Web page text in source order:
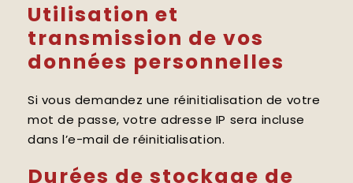
Utilisation et
transmission de vos
données personnelles
Si vous demandez une réinitialisation de votre
mot de passe, votre adresse IP sera incluse
dans l’e-mail de réinitialisation.
Durées de stockage de